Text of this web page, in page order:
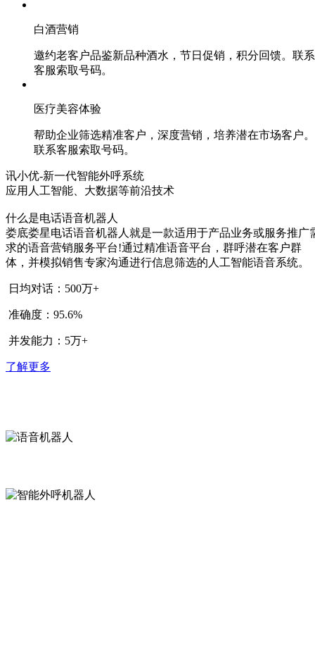
白酒营销
邀约老客户品鉴新品种酒水，节日促销，积分回馈。联系
客服索取号码。
医疗美容体验
帮助企业筛选精准客户，深度营销，培养潜在市场客户。
联系客服索取号码。
讯小优-新一代智能外呼系统
应用人工智能、大数据等前沿技术
什么是电话语音机器人
娄底娄星电话语音机器人就是一款适用于产品业务或服务推广
求的语音营销服务平台!通过精准语音平台，群呼潜在客户群
体，并模拟销售专家沟通进行信息筛选的人工智能语音系统。
日均对话：500万+
准确度：95.6%
并发能力：5万+
了解更多